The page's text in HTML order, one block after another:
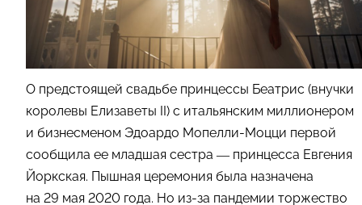
О предстоящей свадьбе принцессы Беатрис (внучки
королевы Елизаветы II) с итальянским миллионером
и бизнесменом Эдоардо Мопелли-Моцци первой
сообщила ее младшая сестра — принцесса Евгения
Йоркская. Пышная церемония была назначена
на 29 мая 2020 года. Но из-за пандемии торжество